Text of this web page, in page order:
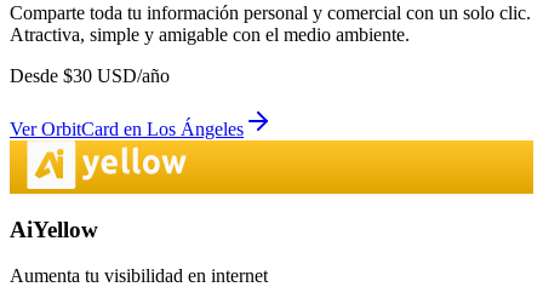
Comparte toda tu información personal y comercial con un solo clic.
Atractiva, simple y amigable con el medio ambiente.
Desde $30 USD/año
VerOrbitCard en Los Ángeles
AiYellow
Aumenta tu visibilidad en internet